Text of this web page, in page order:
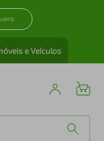
e Veículos